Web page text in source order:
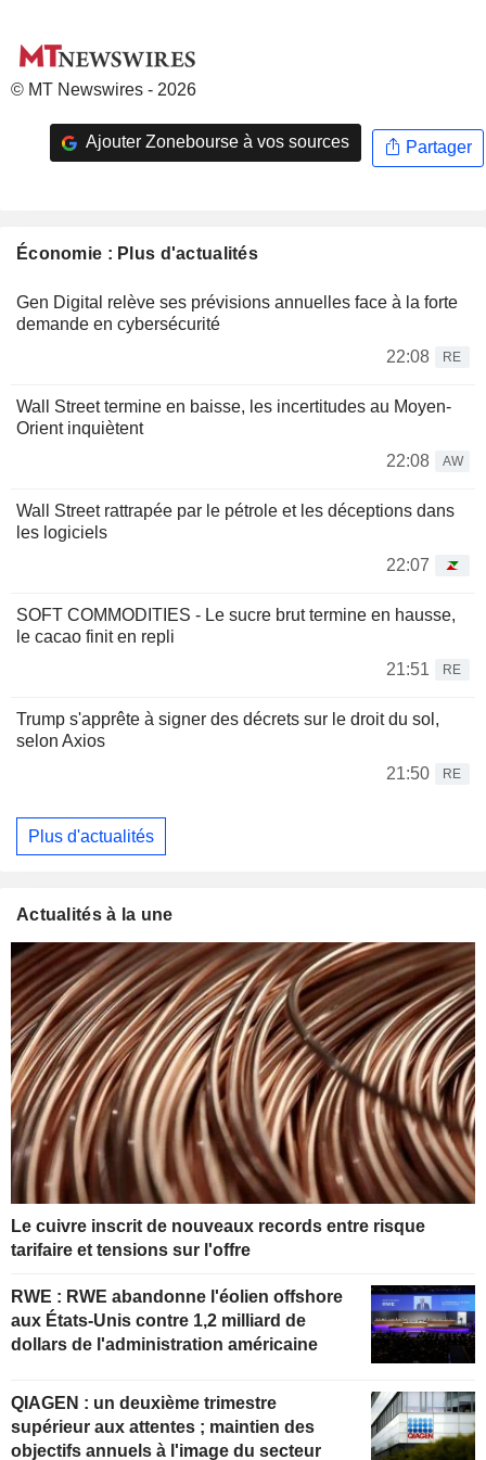
© MT Newswires - 2026
Ajouter Zonebourse à vos sources Partager
Économie : Plus d'actualités
Gen Digital relève ses prévisions annuelles face à la forte
demande en cybersécurité
22:08
RE
Wall Street termine en baisse, les incertitudes au Moyen-
Orient inquiètent
22:08
AW
Wall Street rattrapée par le pétrole et les déceptions dans
les logiciels
22:07
SOFT COMMODITIES - Le sucre brut termine en hausse,
le cacao finit en repli
21:51
RE
Trump s'apprête à signer des décrets sur le droit du sol,
selon Axios
21:50
RE
Plus d'actualités
Actualités à la une
Le cuivre inscrit de nouveaux records entre risque
tarifaire et tensions sur l'offre
RWE : RWE abandonne l'éolien offshore
aux États-Unis contre 1,2 milliard de
dollars de l'administration américaine
QIAGEN : un deuxième trimestre
supérieur aux attentes ; maintien des
objectifs annuels à l'image du secteur